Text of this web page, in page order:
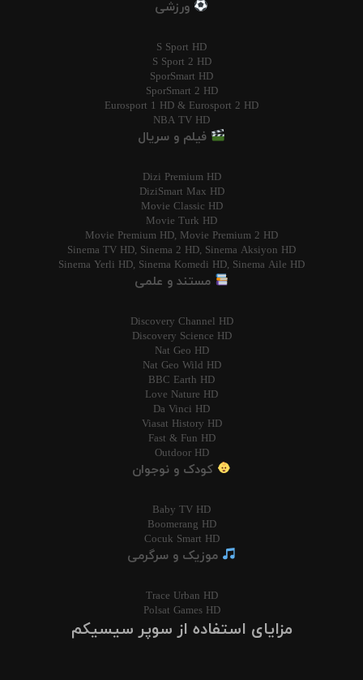
ورزشی
S Sport HD
S Sport 2 HD
SporSmart HD
SporSmart 2 HD
Eurosport 1 HD & Eurosport 2 HD
NBA TV HD
فیلم و سریال
Dizi Premium HD
DiziSmart Max HD
Movie Classic HD
Movie Turk HD
Movie Premium HD, Movie Premium 2 HD
Sinema TV HD, Sinema 2 HD, Sinema Aksiyon HD
Sinema Yerli HD, Sinema Komedi HD, Sinema Aile HD
مستند و علمی
Discovery Channel HD
Discovery Science HD
Nat Geo HD
Nat Geo Wild HD
BBC Earth HD
Love Nature HD
Da Vinci HD
Viasat History HD
Fast & Fun HD
Outdoor HD
کودک و نوجوان
Baby TV HD
Boomerang HD
Cocuk Smart HD
موزیک و سرگرمی
Trace Urban HD
Polsat Games HD
مزایای استفاده از سوپر سیسیکم